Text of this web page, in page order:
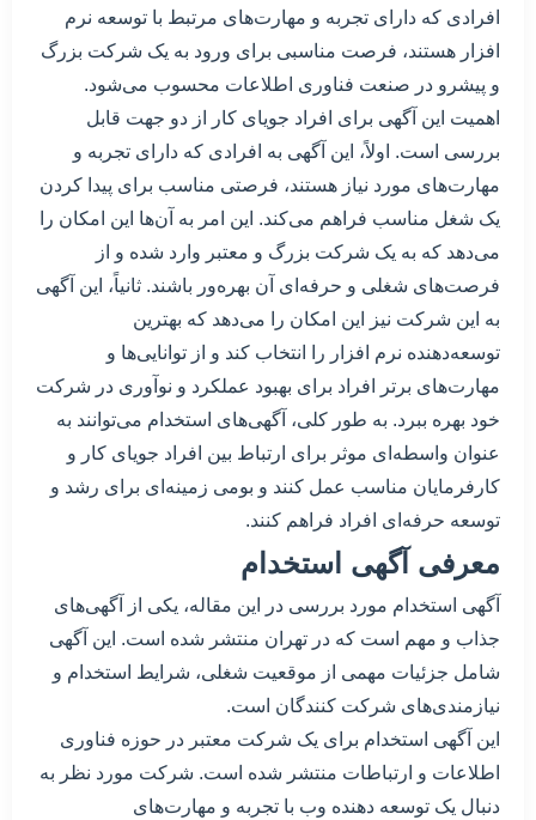
افرادی که دارای تجربه و مهارت‌های مرتبط با توسعه نرم
افزار هستند، فرصت مناسبی برای ورود به یک شرکت بزرگ
و پیشرو در صنعت فناوری اطلاعات محسوب می‌شود.
اهمیت این آگهی برای افراد جویای کار از دو جهت قابل
بررسی است. اولاً، این آگهی به افرادی که دارای تجربه و
مهارت‌های مورد نیاز هستند، فرصتی مناسب برای پیدا کردن
یک شغل مناسب فراهم می‌کند. این امر به آن‌ها این امکان را
می‌دهد که به یک شرکت بزرگ و معتبر وارد شده و از
فرصت‌های شغلی و حرفه‌ای آن بهره‌ور باشند. ثانیاً، این آگهی
به این شرکت نیز این امکان را می‌دهد که بهترین
توسعه‌دهنده نرم افزار را انتخاب کند و از توانایی‌ها و
مهارت‌های برتر افراد برای بهبود عملکرد و نوآوری در شرکت
خود بهره ببرد. به طور کلی، آگهی‌های استخدام می‌توانند به
عنوان واسطه‌ای موثر برای ارتباط بین افراد جویای کار و
کارفرمایان مناسب عمل کنند و بومی زمینه‌ای برای رشد و
توسعه حرفه‌ای افراد فراهم کنند.
معرفی آگهی استخدام
آگهی استخدام مورد بررسی در این مقاله، یکی از آگهی‌های
جذاب و مهم است که در تهران منتشر شده است. این آگهی
شامل جزئیات مهمی از موقعیت شغلی، شرایط استخدام و
نیازمندی‌های شرکت کنندگان است.
این آگهی استخدام برای یک شرکت معتبر در حوزه فناوری
اطلاعات و ارتباطات منتشر شده است. شرکت مورد نظر به
دنبال یک توسعه دهنده وب با تجربه و مهارت‌های